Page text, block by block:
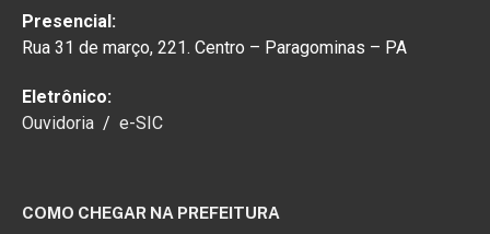
Presencial:
Rua 31 de março, 221. Centro – Paragominas – PA
Eletrônico:
Ouvidoria / e-SIC
COMO CHEGAR NA PREFEITURA